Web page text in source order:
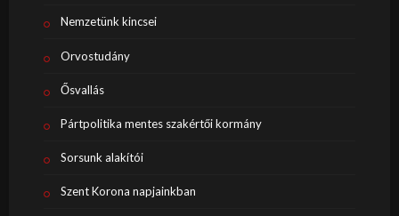
Nemzetünk kincsei
Orvostudány
Ősvallás
Pártpolitika mentes szakértői kormány
Sorsunk alakítói
Szent Korona napjainkban